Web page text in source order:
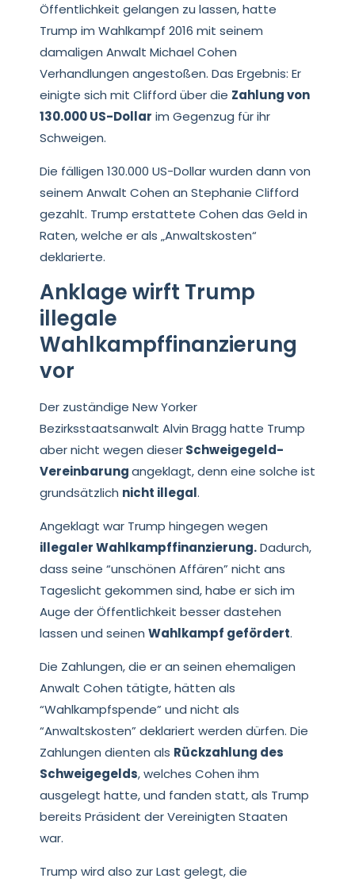
Öffentlichkeit gelangen zu lassen, hatte
Trump im Wahlkampf 2016 mit seinem
damaligen Anwalt Michael Cohen
Verhandlungen angestoßen. Das Ergebnis: Er
einigte sich mit Clifford über die Zahlung von
130.000 US-Dollar im Gegenzug für ihr
Schweigen.
Die fälligen 130.000 US-Dollar wurden dann von
seinem Anwalt Cohen an Stephanie Clifford
gezahlt. Trump erstattete Cohen das Geld in
Raten, welche er als „Anwaltskosten“
deklarierte.
Anklage wirft Trump
illegale
Wahlkampffinanzierung
vor
Der zuständige New Yorker
Bezirksstaatsanwalt Alvin Bragg hatte Trump
aber nicht wegen dieserSchweigegeld-
Vereinbarungangeklagt, denn eine solche ist
grundsätzlich nicht illegal.
Angeklagt war Trump hingegen wegen
illegaler Wahlkampffinanzierung.Dadurch,
dass seine “unschönen Affären” nicht ans
Tageslicht gekommen sind, habe er sich im
Auge der Öffentlichkeit besser dastehen
lassen und seinen Wahlkampf gefördert.
Die Zahlungen, die er an seinen ehemaligen
Anwalt Cohen tätigte, hätten als
“Wahlkampfspende” und nicht als
“Anwaltskosten” deklariert werden dürfen. Die
Zahlungen dienten als Rückzahlung des
Schweigegelds, welches Cohen ihm
ausgelegt hatte, und fanden statt, als Trump
bereits Präsident der Vereinigten Staaten
war.
Trump wird also zur Last gelegt, die